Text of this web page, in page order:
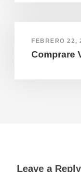
FEBRERO 22,
Comprare
Leave a Reply